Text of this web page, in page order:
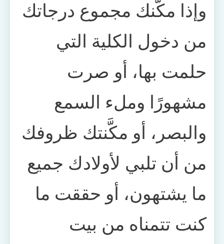
وإذا مكَّنك مجموع درجاتك
من دخول الكلية التي
حلمت بها، أو صرت
مشهورًا وملء السمع
والبصر، أو مكَّنتك ظروفك
من أن تلبي لأولادك جميع
ما يشتهون، أو حققت ما
كنت تتمناه من بيت